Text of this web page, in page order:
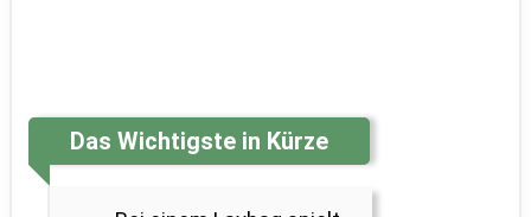
Das Wichtigste in Kürze